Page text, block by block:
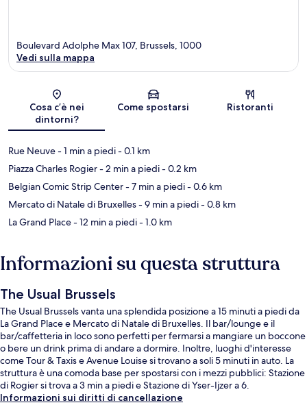
Mappa
Boulevard Adolphe Max 107, Brussels, 1000
Vedi sulla mappa
Cosa c’è nei
dintorni?
Come spostarsi Ristoranti
Rue Neuve- 1 min a piedi- 0.1 km
Piazza Charles Rogier- 2 min a piedi- 0.2 km
Belgian Comic Strip Center- 7 min a piedi- 0.6 km
Mercato di Natale di Bruxelles- 9 min a piedi- 0.8 km
La Grand Place- 12 min a piedi- 1.0 km
Informazioni su questa struttura
The Usual Brussels
The Usual Brussels vanta una splendida posizione a 15 minuti a piedi da
La Grand Place e Mercato di Natale di Bruxelles. Il bar/lounge e il
bar/caffetteria in loco sono perfetti per fermarsi a mangiare un boccone
o bere un drink prima di andare a dormire. Inoltre, luoghi d'interesse
come Tour & Taxis e Avenue Louise si trovano a soli 5 minuti in auto. La
struttura è una comoda base per spostarsi con i mezzi pubblici: Stazione
di Rogier si trova a 3 min a piedi e Stazione di Yser-Ijzer a 6.
Informazioni sui diritti di cancellazione